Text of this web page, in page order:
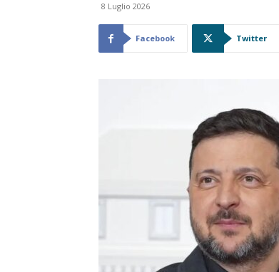
8 Luglio 2026
Facebook Twitter